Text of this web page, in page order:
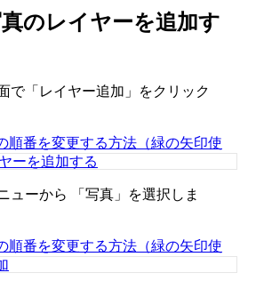
のレイヤーを追加す
で「レイヤー追加」をクリック
ューから 「写真」を選択しま